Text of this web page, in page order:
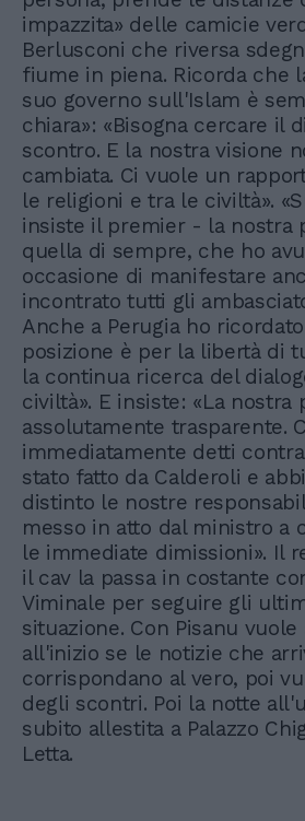
impazzita» delle camicie
Berlusconi che riversa
fiume in piena. Ricorda che
suo governo sull'Islam è
chiara»: «Bisogna cercare il
scontro. E la nostra visione
cambiata. Ci vuole un
le religioni e tra le civiltà».
insiste il premier - la nostra
quella di sempre, che ho
occasione di manifestare
incontrato tutti gli
Anche a Perugia ho
posizione è per la libertà di
la continua ricerca del
civiltà». E insiste: «La nostra
assolutamente trasparente.
immediatamente detti
stato fatto da Calderoli e
distinto le nostre
messo in atto dal ministro a
le immediate dimissioni». Il
il cav la passa in costante
Viminale per seguire gli
situazione. Con Pisanu vuole
all'inizio se le notizie che
corrispondano al vero, poi
degli scontri. Poi la notte
subito allestita a Palazzo
Letta.